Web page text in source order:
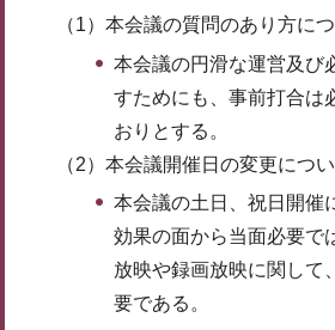
（1）本会議の質問のあり方に
本会議の円滑な運営及び
すためにも、事前打合は
おりとする。
（2）本会議開催日の変更につ
本会議の土日、祝日開催
効果の面から当面必要で
放映や録画放映に関して
要である。